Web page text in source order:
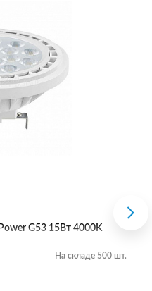
G53 15Вт 4000K
На складе 500 шт.